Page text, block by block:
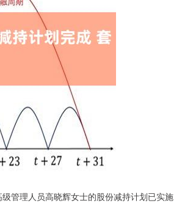
管理人员高晓辉女士的股份减持计划已实施